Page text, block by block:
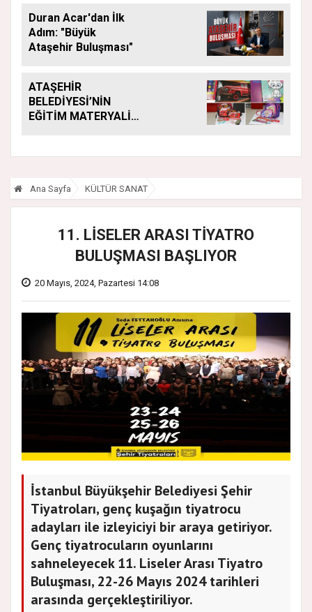
Duran Acar'dan İlk
Adım: "Büyük
Ataşehir Buluşması"
ATAŞEHİR
BELEDİYESİ’NİN
EĞİTİM MATERYALİ
SÜRÜYOR
Ana Sayfa KÜLTÜR SANAT
11. LİSELER ARASI TİYATRO
BULUŞMASI BAŞLIYOR
20 Mayıs, 2024, Pazartesi 14:08
İstanbul Büyükşehir Belediyesi Şehir
Tiyatroları, genç kuşağın tiyatrocu
adayları ile izleyiciyi bir araya getiriyor.
Genç tiyatrocuların oyunlarını
sahneleyecek 11. Liseler Arası Tiyatro
Buluşması, 22-26 Mayıs 2024 tarihleri
arasında gerçekleştiriliyor.